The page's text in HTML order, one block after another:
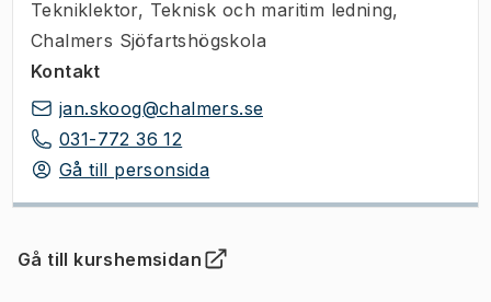
Tekniklektor, Teknisk och maritim ledning,
Chalmers Sjöfartshögskola
Kontakt
jan.skoog@chalmers.se
031-772 36 12
Gå till personsida
Gå till kurshemsidan
(Öppnas i ny flik)